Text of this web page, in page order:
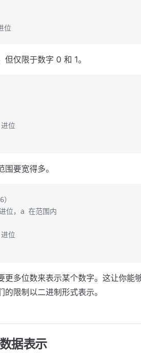
仅限于数字 0 和 1。
位
要宽得多。
位，a 在范围内
位
更多位数来表示某个数字。这让你能
限制以二进制形式表示。
据表示